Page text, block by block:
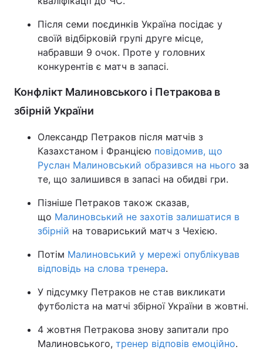
Після семи поєдинків Україна посідає у
своїй відбірковій групі друге місце,
набравши 9 очок. Проте у головних
конкурентів є матч в запасі.
Конфлікт Малиновського і Петракова в
збірній України
Олександр Петраков після матчів з
Казахстаном і Францією повідомив, що
Руслан Малиновський образився на нього за
те, що залишився в запасі на обидві гри.
Пізніше Петраков також сказав,
що Малиновський не захотів залишатися в
збірній на товариський матч з Чехією.
Потім Малиновський у мережі опублікував
відповідь на слова тренера.
У підсумку Петраков не став викликати
футболіста на матчі збірної України в жовтні.
4 жовтня Петракова знову запитали про
Малиновського, тренер відповів емоційно.